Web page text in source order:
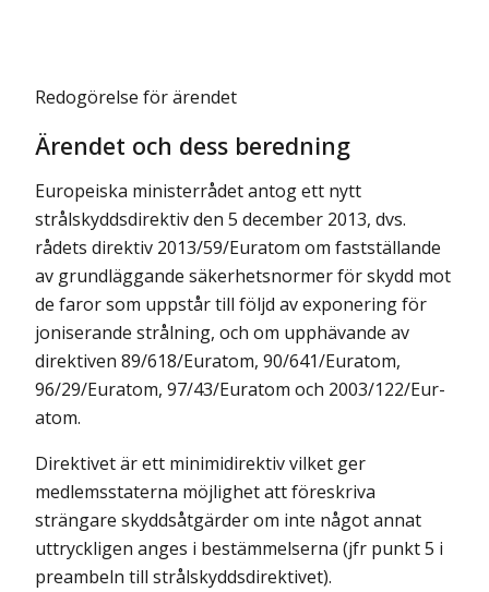
Redogörelse för ärendet
Ärendet och dess beredning
Europeiska ministerrådet antog ett nytt
strålskyddsdirektiv den 5 december 2013, dvs.
rådets direktiv 2013/59/Euratom om fastställande
av grundläggande säkerhetsnormer för skydd mot
de faror som uppstår till följd av exponering för
joniserande strålning, och om upphävande av
direktiven 89/618/Euratom, 90/641/Euratom,
96/29/Euratom, 97/43/Euratom och 2003/122/Eur-
atom.
Direktivet är ett minimidirektiv vilket ger
medlemsstaterna möjlighet att föreskriva
strängare skyddsåtgärder om inte något annat
uttryckligen anges i bestämmelserna (jfr punkt 5 i
preambeln till strålskyddsdirektivet).